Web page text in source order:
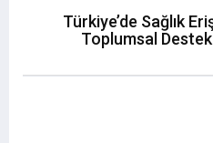
Türkiye’de Sağlık
Toplumsal